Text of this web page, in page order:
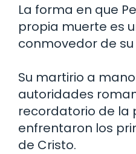
La forma en que
propia muerte es
conmovedor de
Su martirio a
autoridades
recordatorio de la
enfrentaron los
de Cristo.